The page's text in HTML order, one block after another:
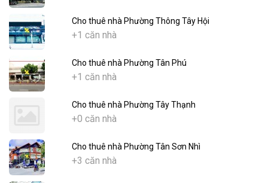
Cho thuê nhà Phường Thông Tây Hội
+1 căn nhà
Cho thuê nhà Phường Tân Phú
+1 căn nhà
Cho thuê nhà Phường Tây Thạnh
+0 căn nhà
Cho thuê nhà Phường Tân Sơn Nhì
+3 căn nhà